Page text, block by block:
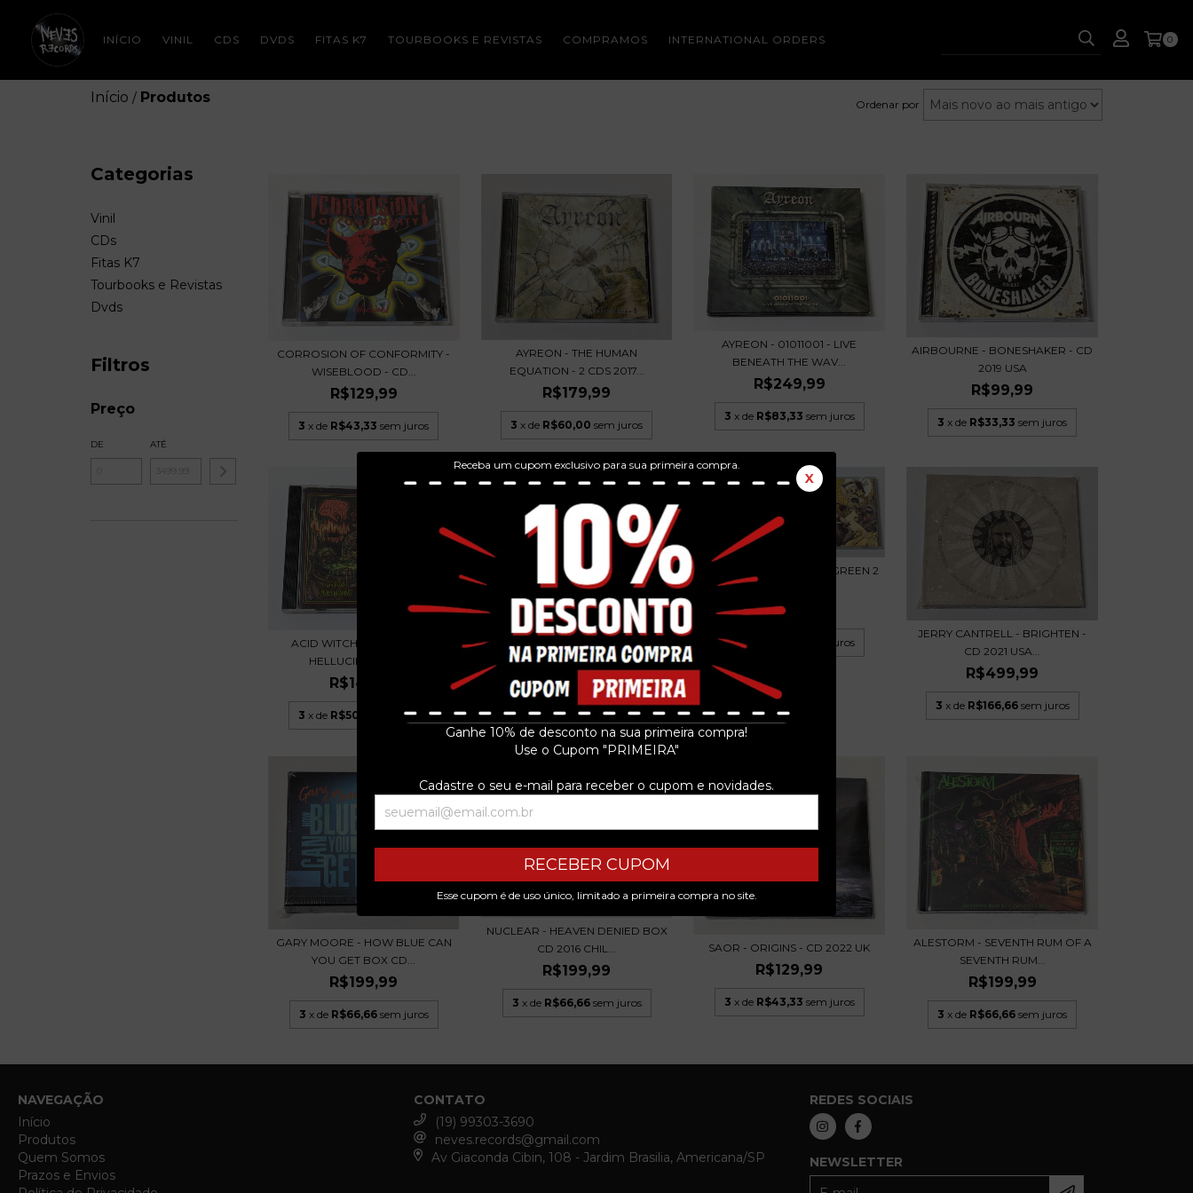
Receba um cupom exclusivo para sua primeira compra.
X
Ganhe 10% de desconto na sua primeira compra!
Use o Cupom "PRIMEIRA"
Cadastre o seu e-mail para receber o cupom e novidades.
RECEBER CUPOM
Esse cupom é de uso único, limitado a primeira compra no site.
INÍCIO VINIL CDS DVDS FITAS K7 TOURBOOKS E REVISTAS COMPRAMOS INTERNATIONAL ORDERS 0
Início / Produtos Ordenar por
Categorias
Vinil
CDs
Fitas K7
Tourbooks e Revistas
Dvds
Filtros
Preço
DE ATÉ
CORROSION OF CONFORMITY -
WISEBLOOD - CD...
R$129,99
3 x de R$43,33 sem juros
AYREON - THE HUMAN
EQUATION - 2 CDS 2017...
R$179,99
3 x de R$60,00 sem juros
AYREON - 01011001 - LIVE
BENEATH THE WAV...
R$249,99
3 x de R$83,33 sem juros
AIRBOURNE - BONESHAKER - CD
2019 USA
R$99,99
3 x de R$33,33 sem juros
ACID WITCH - WITCHTANIC
HELLUCINATIONS -...
R$149,99
3 x de R$50,00 sem juros
ACID WITCH - EVIL SOUND
SCREAMERS - CD 2...
R$149,99
3 x de R$50,00 sem juros
BARONESS - YELLOW & GREEN 2
R$149,99
3 x de sem juros
JERRY CANTRELL - BRIGHTEN -
CD 2021 USA...
R$499,99
3 x de R$166,66 sem juros
GARY MOORE - HOW BLUE CAN
YOU GET BOX CD...
R$199,99
3 x de R$66,66 sem juros
NUCLEAR - HEAVEN DENIED BOX
CD 2016 CHIL...
R$199,99
3 x de R$66,66 sem juros
SAOR - ORIGINS - CD 2022 UK
R$129,99
3 x de R$43,33 sem juros
ALESTORM - SEVENTH RUM OF A
SEVENTH RUM...
R$199,99
3 x de R$66,66 sem juros
NAVEGAÇÃO
Início
Produtos
Quem Somos
Prazos e Envios
CONTATO
(19) 99303-3690
neves.records@gmail.com
Av Giaconda Cibin, 108 - Jardim Brasilia, Americana/SP
REDES SOCIAIS
NEWSLETTER